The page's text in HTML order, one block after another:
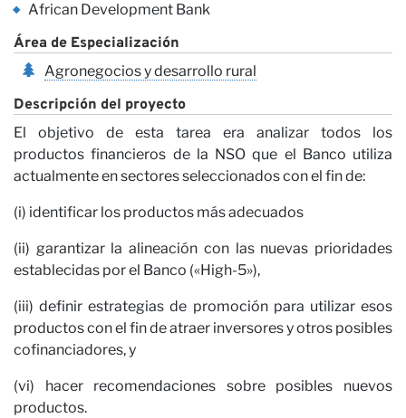
African Development Bank
Área de Especialización
Agronegocios y desarrollo rural
Descripción del proyecto
El objetivo de esta tarea era analizar todos los
productos financieros de la NSO que el Banco utiliza
actualmente en sectores seleccionados con el fin de:
(i) identificar los productos más adecuados
(ii) garantizar la alineación con las nuevas prioridades
establecidas por el Banco («High-5»),
(iii) definir estrategias de promoción para utilizar esos
productos con el fin de atraer inversores y otros posibles
cofinanciadores, y
(vi) hacer recomendaciones sobre posibles nuevos
productos.